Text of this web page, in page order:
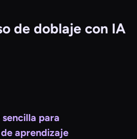
de doblaje con IA
para
aprendizaje